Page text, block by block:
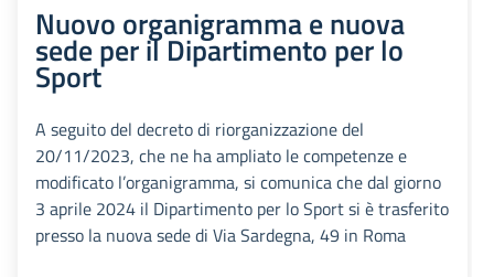
Nuovo organigramma e nuova
sede per il Dipartimento per lo
Sport
A seguito del decreto di riorganizzazione del
20/11/2023, che ne ha ampliato le competenze e
modificato l’organigramma, si comunica che dal giorno
3 aprile 2024 il Dipartimento per lo Sport si è trasferito
presso la nuova sede di Via Sardegna, 49 in Roma